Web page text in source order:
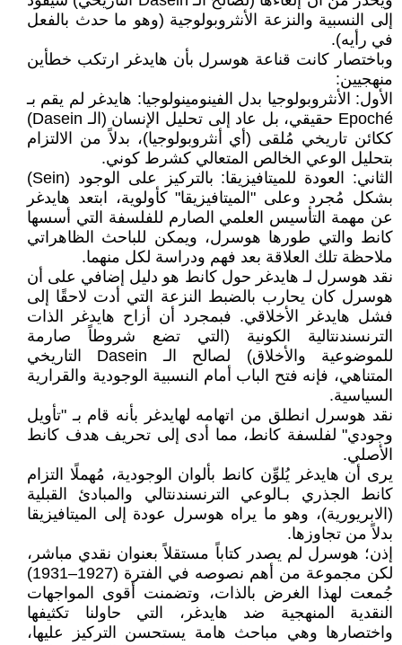
إلى النسبية والنزعة الأنثروبولوجية (وهو ما حدث بالفعل
في رأيه).
وباختصار كانت قناعة هوسرل بأن هايدغر ارتكب خطأين
منهجيين:
الأول: الأنثروبولوجيا بدل الفينومينولوجيا: هايدغر لم يقم بـ
Epoché حقيقي، بل عاد إلى تحليل الإنسان (الـ Dasein)
ككائن تاريخي مُلقى (أي أنثروبولوجيا)، بدلاً من الالتزام
بتحليل الوعي الخالص المتعالي كشرط كوني.
الثاني: العودة للميتافيزيقا: بالتركيز على الوجود (Sein)
بشكل مُجرد وعلى "الميتافيزيقا" كأولوية، ابتعد هايدغر
عن مهمة التأسيس العلمي الصارم للفلسفة التي أسسها
كانط والتي طورها هوسرل، ويمكن للباحث الظاهراتي
ملاحظة تلك العلاقة بعد فهم ودراسة لكل منهما.
نقد هوسرل لـ هايدغر حول كانط هو دليل إضافي على أن
هوسرل كان يحارب بالضبط النزعة التي أدت لاحقًا إلى
فشل هايدغر الأخلاقي. فبمجرد أن أزاح هايدغر الذات
الترنسندنتالية الكونية (التي تضع شروطاً صارمة
للموضوعية والأخلاق) لصالح الـ Dasein التاريخي
المتناهي، فإنه فتح الباب أمام النسبية الوجودية والقرارية
السياسية.
نقد هوسرل انطلق من اتهامه لهايدغر بأنه قام بـ "تأويل
وجودي" لفلسفة كانط، مما أدى إلى تحريف هدف كانط
الأصلي.
يرى أن هايدغر يُلوِّن كانط بألوان الوجودية، مُهملًا التزام
كانط الجذري بـالوعي الترنسندنتالي والمبادئ القبلية
(الابريورية)، وهو ما يراه هوسرل عودة إلى الميتافيزيقا
بدلاً من تجاوزها.
إذن؛ هوسرل لم يصدر كتاباً مستقلاً بعنوان نقدي مباشر،
لكن مجموعة من أهم نصوصه في الفترة (1927–1931)
جُمعت لهذا الغرض بالذات، وتضمنت أقوى المواجهات
النقدية المنهجية ضد هايدغر، التي حاولنا تكثيفها
واختصارها وهي مباحث هامة يستحسن التركيز عليها،